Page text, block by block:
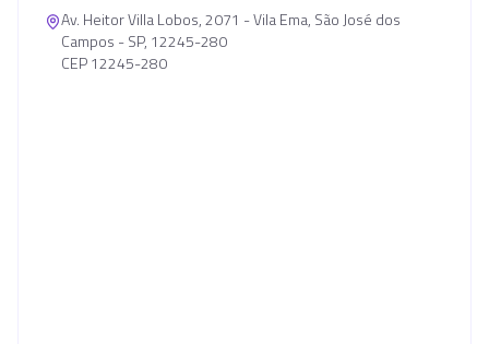
Av. Heitor Villa Lobos, 2071 - Vila Ema, São José dos
Campos - SP, 12245-280
CEP 12245-280